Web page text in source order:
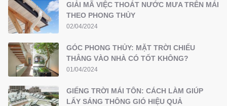
GIẢI MÃ VIỆC THOÁT NƯỚC MƯA TRÊN MÁI
THEO PHONG THỦY
02/04/2024
GÓC PHONG THỦY: MẶT TRỜI CHIẾU
THẲNG VÀO NHÀ CÓ TỐT KHÔNG?
01/04/2024
GIẾNG TRỜI MÁI TÔN: CÁCH LÀM GIÚP
LẤY SÁNG THÔNG GIÓ HIỆU QUẢ